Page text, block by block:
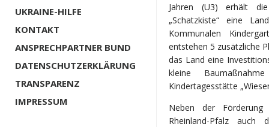
UKRAINE-HILFE
KONTAKT
ANSPRECHPARTNER BUND
DATENSCHUTZERKLÄRUNG
TRANSPARENZ
IMPRESSUM
Jahren (U3) erhält
„Schatzkiste“ eine
Kommunalen
entstehen 5 zusätzliche
das Land eine
kleine
Kindertagesstätte
Neben der
Rheinland-Pfalz